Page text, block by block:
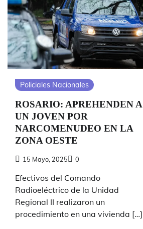
Policiales Nacionales
ROSARIO: APREHENDEN A
UN JOVEN POR
NARCOMENUDEO EN LA
ZONA OESTE
15 Mayo, 2025 0
Efectivos del Comando
Radioeléctrico de la Unidad
Regional II realizaron un
procedimiento en una vivienda […]